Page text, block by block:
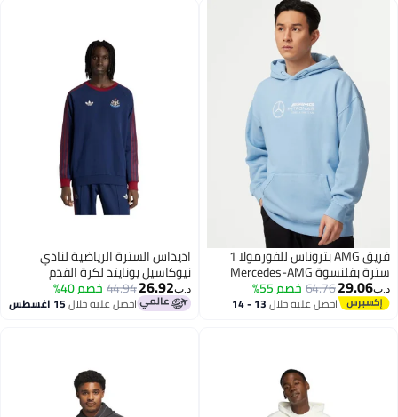
فريق AMG بتروناس للفورمولا 1
سترة بقلنسوة Mercedes-AMG
بتصميم كلاسيكي
د.ب‏29.06
64.76خصم 55%
احصل عليه خلال 13 - 14
اديداس السترة الرياضية لنادي
نيوكاسيل يونايتد لكرة القدم
Newcastle United FC OG Crew
د.ب‏26.92
44.94خصم 40%
احصل عليه خلال15 اغسطس